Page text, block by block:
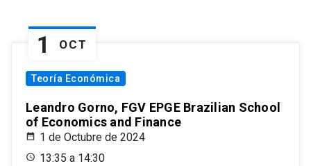
1 OCT
Teoría Económica
Leandro Gorno, FGV EPGE Brazilian School
of Economics and Finance
1 de Octubre de 2024
13:35 a 14:30